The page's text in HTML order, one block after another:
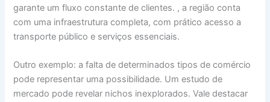
garante um fluxo constante de clientes. , a região conta
com uma infraestrutura completa, com prático acesso a
transporte público e serviços essenciais.
Outro exemplo: a falta de determinados tipos de comércio
pode representar uma possibilidade. Um estudo de
mercado pode revelar nichos inexplorados. Vale destacar